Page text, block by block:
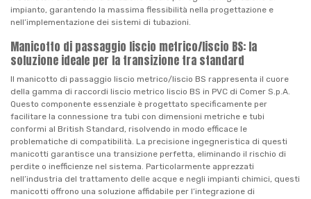
impianto, garantendo la massima flessibilità nella progettazione e
nell’implementazione dei sistemi di tubazioni.
Manicotto di passaggio liscio metrico/liscio BS: la
soluzione ideale per la transizione tra standard
Il manicotto di passaggio liscio metrico/liscio BS rappresenta il cuore
della gamma di raccordi liscio metrico liscio BS in PVC di Comer S.p.A.
Questo componente essenziale è progettato specificamente per
facilitare la connessione tra tubi con dimensioni metriche e tubi
conformi al British Standard, risolvendo in modo efficace le
problematiche di compatibilità. La precisione ingegneristica di questi
manicotti garantisce una transizione perfetta, eliminando il rischio di
perdite o inefficienze nel sistema. Particolarmente apprezzati
nell’industria del trattamento delle acque e negli impianti chimici, questi
manicotti offrono una soluzione affidabile per l’integrazione di